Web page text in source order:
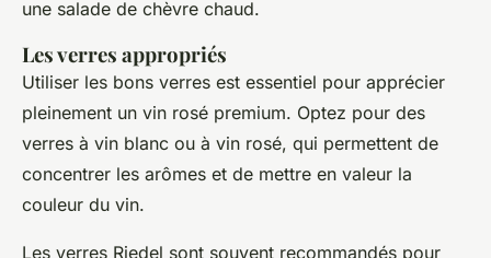
une salade de chèvre chaud.
Les verres appropriés
Utiliser les bons verres est essentiel pour apprécier
pleinement un vin rosé premium. Optez pour des
verres à vin blanc ou à vin rosé, qui permettent de
concentrer les arômes et de mettre en valeur la
couleur du vin.
Les verres Riedel sont souvent recommandés pour